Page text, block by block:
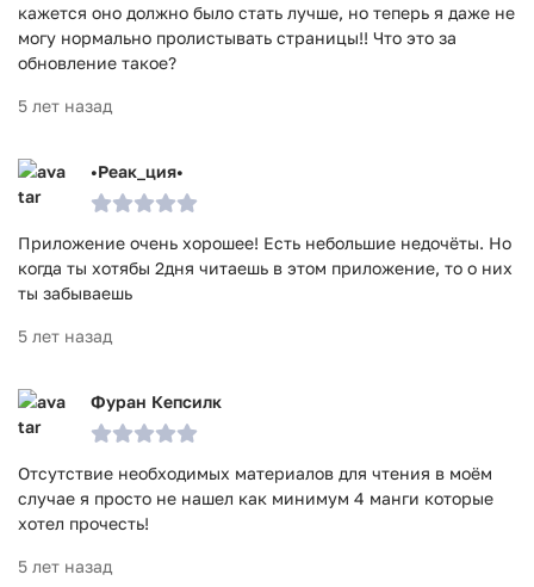
кажется оно должно было стать лучше, но теперь я даже не
могу нормально пролистывать страницы!! Что это за
обновление такое?
5 лет назад
•Реак_ция•
Приложение очень хорошее! Есть небольшие недочёты. Но
когда ты хотябы 2дня читаешь в этом приложение, то о них
ты забываешь
5 лет назад
Фуран Кепсилк
Отсутствие необходимых материалов для чтения в моём
случае я просто не нашел как минимум 4 манги которые
хотел прочесть!
5 лет назад